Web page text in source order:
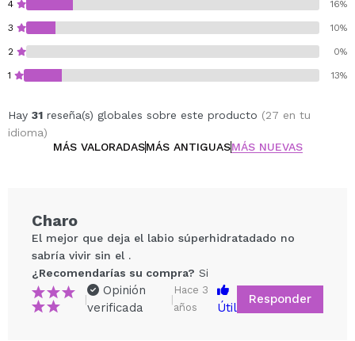
4 16%
3 10%
2 0%
1 13%
Hay 31 reseña(s) globales sobre este producto (27 en tu
idioma)
MÁS VALORADASMÁS ANTIGUASMÁS NUEVAS
Charo
El mejor que deja el labio súperhidratadado no
sabría vivir sin el .
¿Recomendarías su compra? Si
|
Opinión
verificada
|
Hace 3
años
Útil
Responder